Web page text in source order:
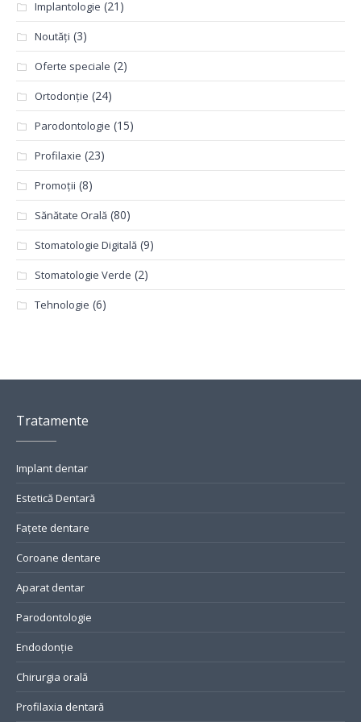
Implantologie (21)
Noutăți (3)
Oferte speciale (2)
Ortodonție (24)
Parodontologie (15)
Profilaxie (23)
Promoții (8)
Sănătate Orală (80)
Stomatologie Digitală (9)
Stomatologie Verde (2)
Tehnologie (6)
Tratamente
Implant dentar
Estetică Dentară
Fațete dentare
Coroane dentare
Aparat dentar
Parodontologie
Endodonție
Chirurgia orală
Profilaxia dentară